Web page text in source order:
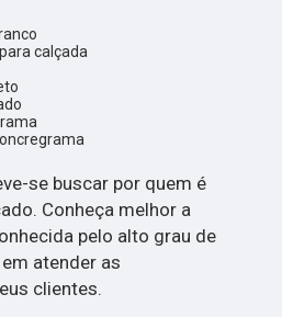
calçada
se buscar por quem é
Conheça melhor a
pelo alto grau de
atender as
clientes.